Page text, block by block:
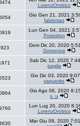
LorenzOrobico
Gio Gen 21, 2021
fabiomaz
Lun Gen 04, 2021
Poseidon
Dom Dic 20, 2020
Domonice
Sab Dic 12, 2020
paglia
Gio Dic 03, 2020
vaquerito
Gio Ago 06, 2020
s_u
Lun Lug 20, 2020
LorenzOrobico
Mar Giu 09, 2020